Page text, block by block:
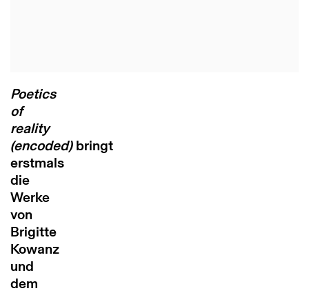
Poetics
of
reality
(encoded) bringt
erstmals
die
Werke
von
Brigitte
Kowanz
und
dem